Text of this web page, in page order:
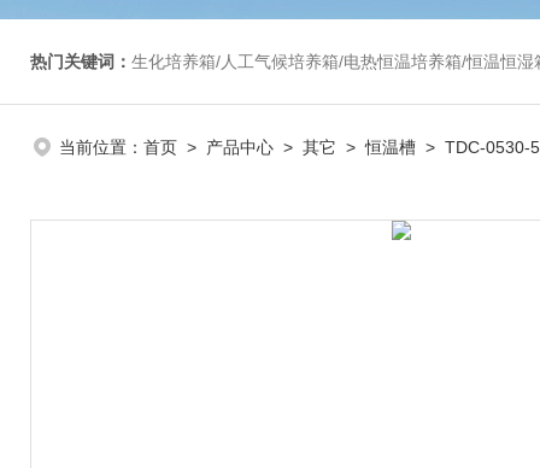
热门关键词： 生化培养箱/人工气候培养箱/电热恒温培养箱/恒温恒湿箱/光照培养箱/二氧化碳培养箱
当前位置： 首页 > 产品中心 > 其它 >恒温槽 > TDC-0530-